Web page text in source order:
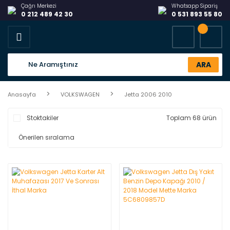
Çağrı Merkezi
0 212 489 42 30
Whatsapp Sipariş
0 531 893 55 80
ARA
Anasayfa VOLKSWAGEN Jetta 2006 2010
Stoktakiler Toplam 68 ürün